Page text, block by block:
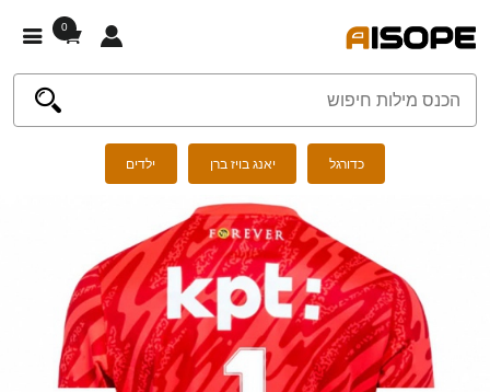
0
כדורגל יאנג בויז ברן ילדים